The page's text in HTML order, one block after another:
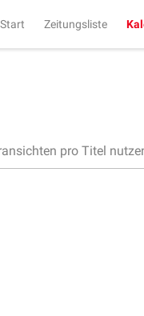
Start Zeitungsliste
pro Titel